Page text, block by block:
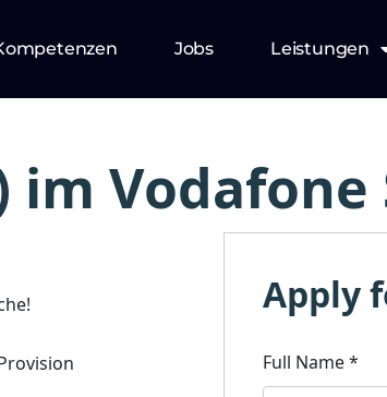
Jobs Leistungen
Vodafone
Apply
Full Name*